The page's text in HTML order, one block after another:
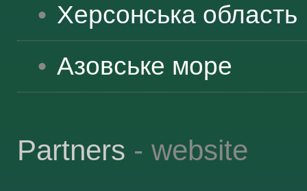
Херсонська область
Азовське море
Partners - website